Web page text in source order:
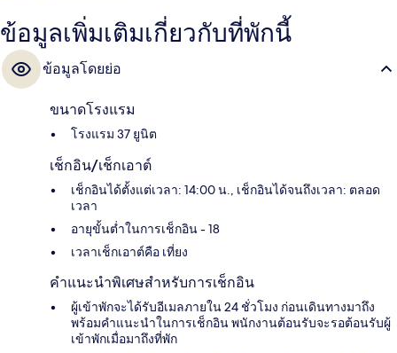
ข้อมูลเพิ่มเติมเกี่ยวกับที่พักนี้
ข้อมูลโดยย่อ
ขนาดโรงแรม
โรงแรม 37 ยูนิต
เช็กอิน/เช็กเอาต์
เช็กอินได้ตั้งแต่เวลา: 14:00 น., เช็กอินได้จนถึงเวลา: ตลอด
เวลา
อายุขั้นต่ำในการเช็กอิน - 18
เวลาเช็กเอาต์คือ เที่ยง
คำแนะนำพิเศษสำหรับการเช็กอิน
ผู้เข้าพักจะได้รับอีเมลภายใน 24 ชั่วโมง ก่อนเดินทางมาถึง
พร้อมคำแนะนำในการเช็กอิน พนักงานต้อนรับจะรอต้อนรับผู้
เข้าพักเมื่อมาถึงที่พัก